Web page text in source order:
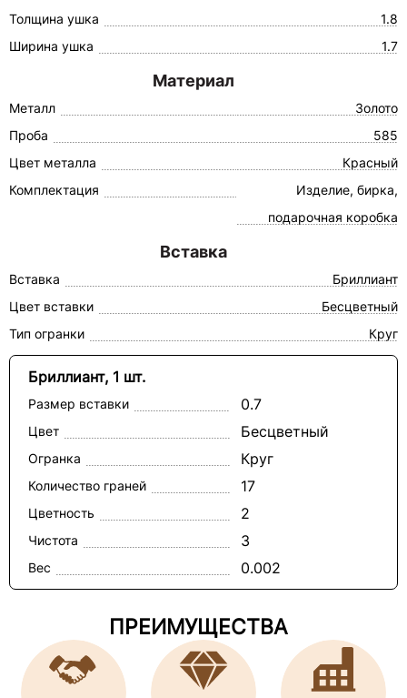
Толщина ушка
1.8
Ширина ушка
1.7
Материал
Металл
Золото
Проба
585
Цвет металла
Красный
Комплектация
Изделие, бирка,
подарочная коробка
Вставка
Вставка
Бриллиант
Цвет вставки
Бесцветный
Тип огранки
Круг
Бриллиант, 1 шт.
Размер вставки 0.7
Цвет Бесцветный
Огранка Круг
Количество граней 17
Цветность 2
Чистота 3
Вес 0.002
ПРЕИМУЩЕСТВА